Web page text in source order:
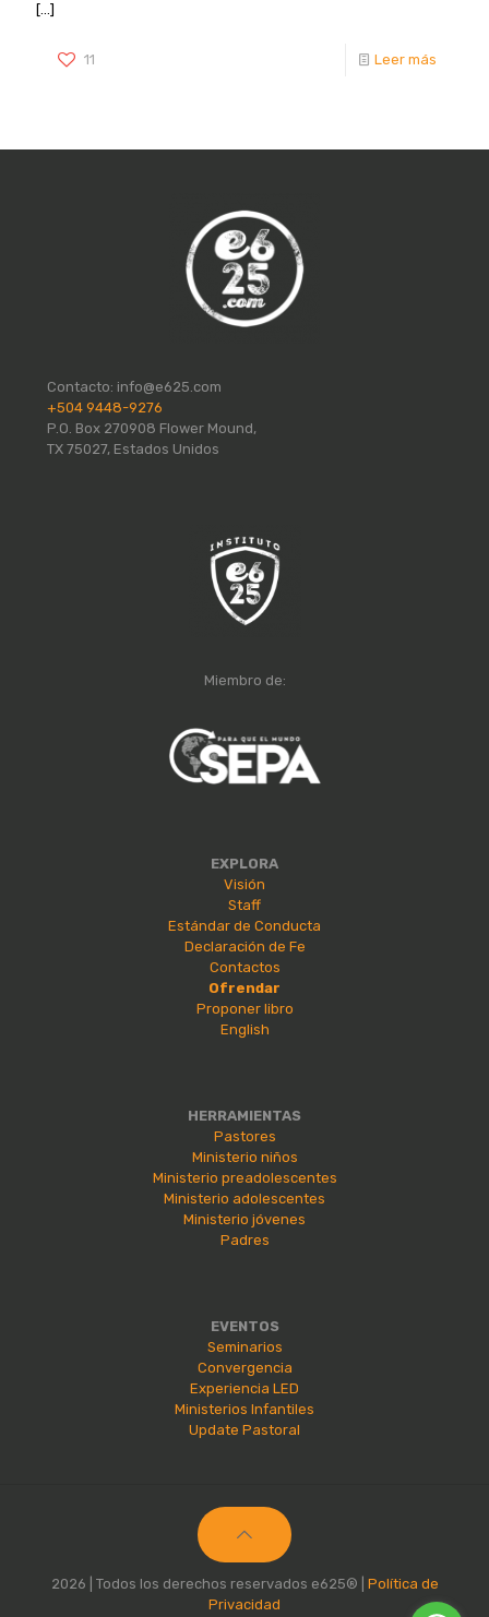
[…]
11 Leer más
Contacto: info@e625.com
+504 9448-9276
P.O. Box 270908 Flower Mound,
TX 75027, Estados Unidos
Miembro de:
EXPLORA
Visión
Staff
Estándar de Conducta
Declaración de Fe
Contactos
Ofrendar
Proponer libro
English
HERRAMIENTAS
Pastores
Ministerio niños
Ministerio preadolescentes
Ministerio adolescentes
Ministerio jóvenes
Padres
EVENTOS
Seminarios
Convergencia
Experiencia LED
Ministerios Infantiles
Update Pastoral
2026 | Todos los derechos reservados e625® | Política de
Privacidad